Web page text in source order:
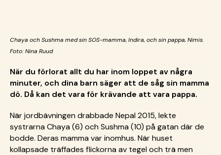
Chaya och Sushma med sin SOS-mamma, Indira, och sin pappa, Nimis.
Foto: Nina Ruud
När du förlorat allt du har inom loppet av några
minuter, och dina barn säger att de såg sin mamma
dö. Då kan det vara för krävande att vara pappa.
När jordbävningen drabbade Nepal 2015, lekte
systrarna Chaya (6) och Sushma (10) på gatan där de
bodde. Deras mamma var inomhus. När huset
kollapsade träffades flickorna av tegel och trä men